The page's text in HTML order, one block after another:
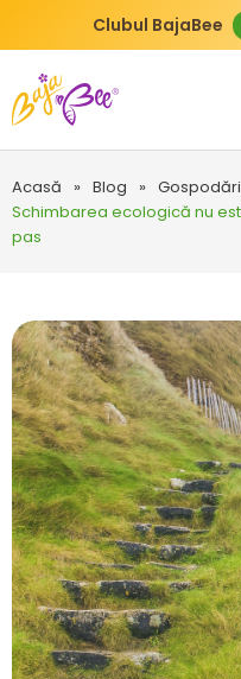
Clubul BajaBee
Acasă » Blog »
Schimbarea ecologică nu
pas